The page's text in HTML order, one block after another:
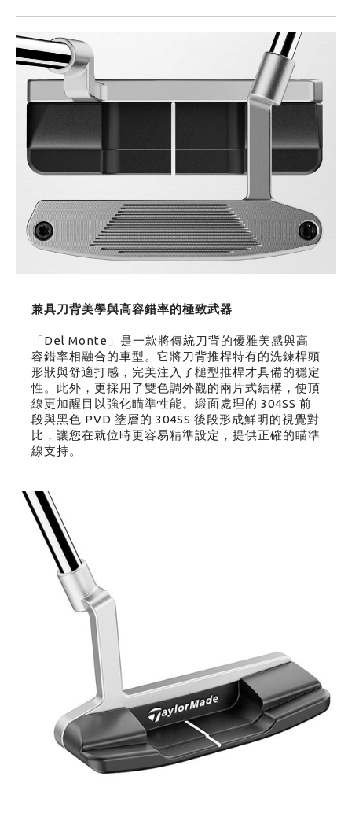
兼具刀背美學與高容錯率的極致武器
「Del Monte」是一款將傳統刀背的優雅美感與高
容錯率相融合的車型。它將刀背推桿特有的洗鍊桿頭
形狀與舒適打感，完美注入了槌型推桿才具備的穩定
性。此外，更採用了雙色調外觀的兩片式結構，使頂
線更加醒目以強化瞄準性能。緞面處理的 304SS 前
段與黑色 PVD 塗層的 304SS 後段形成鮮明的視覺對
比，讓您在就位時更容易精準設定，提供正確的瞄準
線支持。